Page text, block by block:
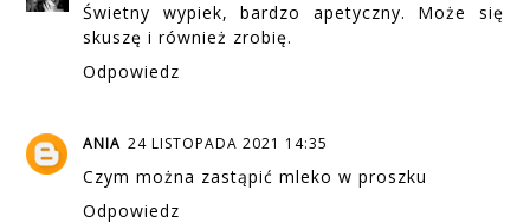
Świetny wypiek, bardzo apetyczny. Może się
skuszę i również zrobię.
Odpowiedz
ANIA 24 LISTOPADA 2021 14:35
Czym można zastąpić mleko w proszku
Odpowiedz